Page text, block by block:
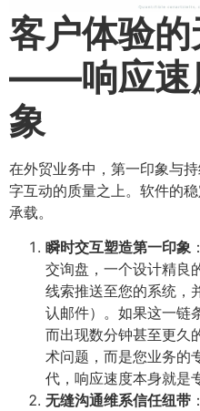
客户体验
——响应速
象
在外贸业务中，第一印象与
字互动的质量之上。软件的
承载。
瞬时交互塑造第一印象
交询盘，一个设计精良
线索推送至您的系统，
认邮件）。如果这一链
而出现数分钟甚至更久
术问题，而是您业务的
代，响应速度本身就是
无缝沟通维系信任纽带